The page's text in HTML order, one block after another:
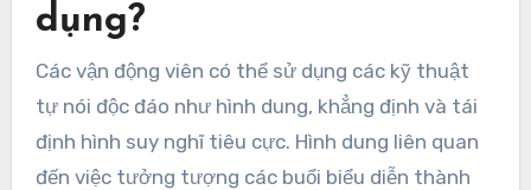
dụng?
Các vận động viên có thể sử dụng các kỹ thuật
tự nói độc đáo như hình dung, khẳng định và tái
định hình suy nghĩ tiêu cực. Hình dung liên quan
đến việc tưởng tượng các buổi biểu diễn thành